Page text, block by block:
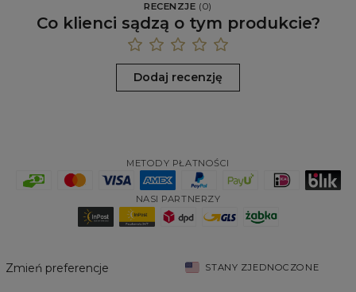
RECENZJE (0)
Co klienci sądzą o tym produkcie?
Dodaj recenzję
METODY PŁATNOŚCI
NASI PARTNERZY
Zmień preferencje STANY ZJEDNOCZONE